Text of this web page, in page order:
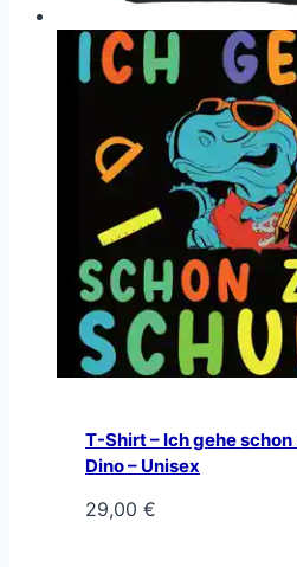
T-Shirt – Ich gehe
Dino – Unisex
29,00 €